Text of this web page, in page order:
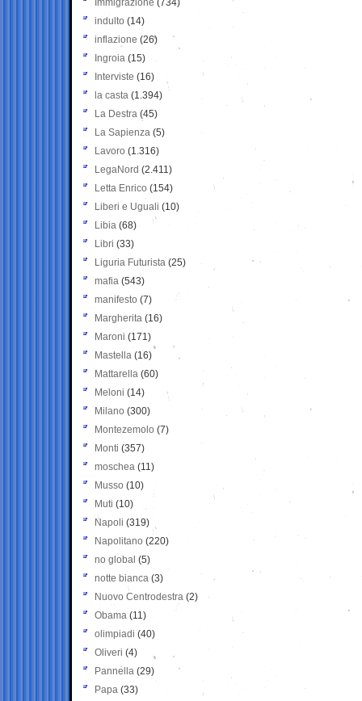
Immigrazione (734)
indulto (14)
inflazione (26)
Ingroia (15)
Interviste (16)
la casta (1.394)
La Destra (45)
La Sapienza (5)
Lavoro (1.316)
LegaNord (2.411)
Letta Enrico (154)
Liberi e Uguali (10)
Libia (68)
Libri (33)
Liguria Futurista (25)
mafia (543)
manifesto (7)
Margherita (16)
Maroni (171)
Mastella (16)
Mattarella (60)
Meloni (14)
Milano (300)
Montezemolo (7)
Monti (357)
moschea (11)
Musso (10)
Muti (10)
Napoli (319)
Napolitano (220)
no global (5)
notte bianca (3)
Nuovo Centrodestra (2)
Obama (11)
olimpiadi (40)
Oliveri (4)
Pannella (29)
Papa (33)